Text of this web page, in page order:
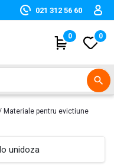
021 312 56 60
0 0
search
Materiale pentru evictiune